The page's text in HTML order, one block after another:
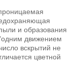
и образования
движением
вскрытий не
цветной